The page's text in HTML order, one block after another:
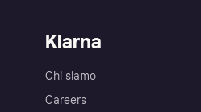
Klarna
Chi siamo
Careers